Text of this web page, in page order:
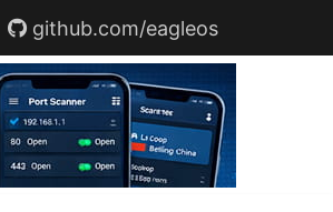
github.com/eagleos